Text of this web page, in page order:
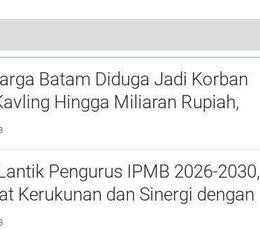
Tugboat TB. Lentari Perdana Diamankan
Batam Diduga Jadi Korban
Hingga Miliaran Rupiah,
Kepri Jalan di Tempat?
Pengurus IPMB 2026-2030,
Kerukunan dan Sinergi dengan